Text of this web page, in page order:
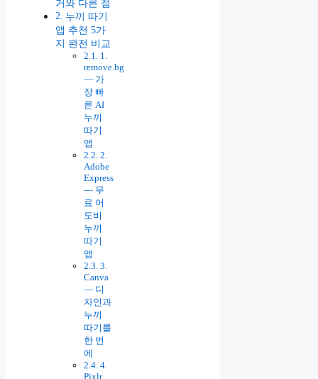
거와 다른 점
누끼 따기
앱 추천 5가
지 완전 비교
1.
remove.bg
— 가
장 빠
른 AI
누끼
따기
앱
2.
Adobe
Express
— 무
료 어
도비
누끼
따기
앱
3.
Canva
— 디
자인과
누끼
따기를
한 번
에
4.
Pixlr